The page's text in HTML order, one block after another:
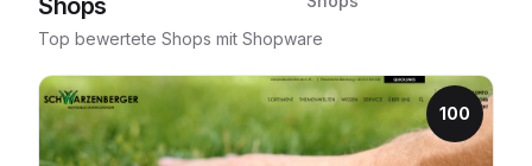
Top bewertete Shops mit Shopware
100